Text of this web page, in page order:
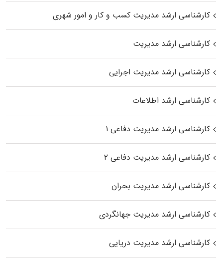
کارشناسی ارشد مدیریت کسب و کار و امور شهری
کارشناسی ارشد مدیریت
کارشناسی ارشد مدیریت اجرایی
کارشناسی ارشد اطلاعات
کارشناسی ارشد مدیریت دفاعی ۱
کارشناسی ارشد مدیریت دفاعی ۲
کارشناسی ارشد مدیریت بحران
کارشناسی ارشد مدیریت جهانگردی
کارشناسی ارشد مدیریت دریایی